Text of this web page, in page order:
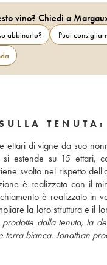
vino? Chiedi a
abbinarlo? Puoi
ettari di vigne da suo
si estende su 15 ettari,
svolto nel rispetto
è realizzato con il
la loro struttura e il
dalla tenuta, la
terra bianca. Jonathan